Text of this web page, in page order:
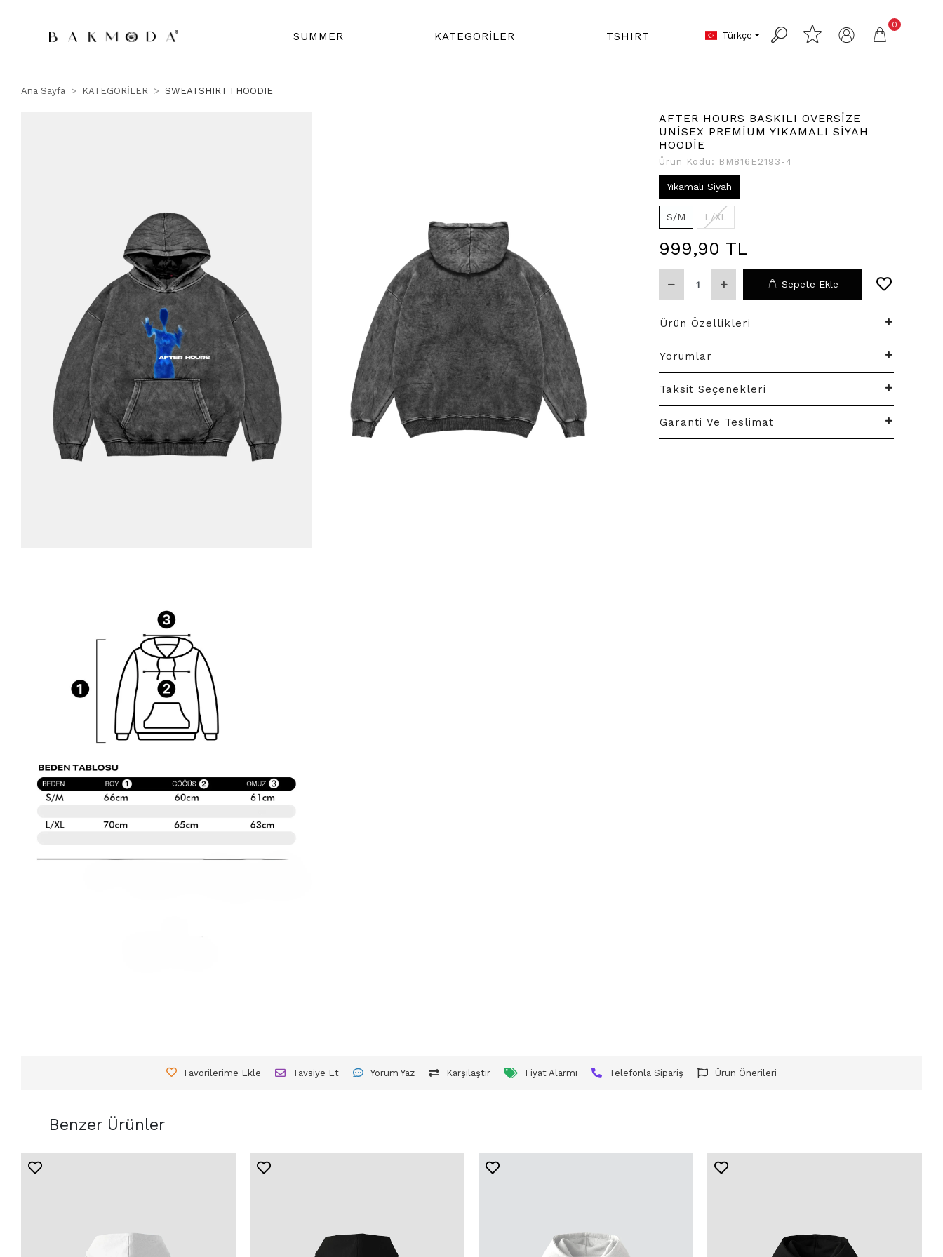
SUMMER KATEGORİLER TSHIRT Türkçe
0
Ana Sayfa KATEGORİLER SWEATSHIRT I HOODIE
AFTER HOURS BASKILI OVERSİZE
UNİSEX PREMİUM YIKAMALI SİYAH
HOODİE
Ürün Kodu: BM816E2193-4
Yıkamalı Siyah
S/M L/XL
999,90 TL
Sepete Ekle
Ürün Özellikleri
Yorumlar
Taksit Seçenekleri
Garanti Ve Teslimat
Favorilerime Ekle Tavsiye Et Yorum Yaz Karşılaştır Fiyat Alarmı Telefonla Sipariş Ürün Önerileri
Benzer Ürünler